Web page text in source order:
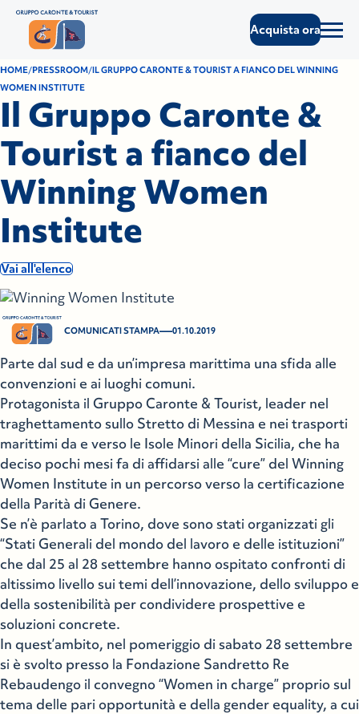
Acquista ora
HOME PRESSROOM IL GRUPPO CARONTE & TOURIST A FIANCO DEL WINNING
WOMEN INSTITUTE
Il Gruppo Caronte &
Tourist a fianco del
Winning Women
Institute
Vai all'elenco
COMUNICATI STAMPA—01.10.2019
Parte dal sud e da un’impresa marittima una sfida alle
convenzioni e ai luoghi comuni.
Protagonista il Gruppo Caronte & Tourist, leader nel
traghettamento sullo Stretto di Messina e nei trasporti
marittimi da e verso le Isole Minori della Sicilia, che ha
deciso pochi mesi fa di affidarsi alle “cure” del Winning
Women Institute in un percorso verso la certificazione
della Parità di Genere.
Se n’è parlato a Torino, dove sono stati organizzati gli
“Stati Generali del mondo del lavoro e delle istituzioni”
che dal 25 al 28 settembre hanno ospitato confronti di
altissimo livello sui temi dell’innovazione, dello sviluppo e
della sostenibilità per condividere prospettive e
soluzioni concrete.
In quest’ambito, nel pomeriggio di sabato 28 settembre
si è svolto presso la Fondazione Sandretto Re
Rebaudengo il convegno “Women in charge” proprio sul
tema delle pari opportunità e della gender equality, a cui